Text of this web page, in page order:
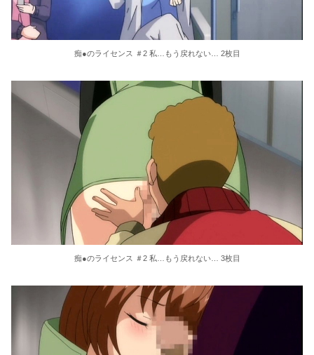
痴●のライセンス ＃2 私…もう戻れない… 2枚目
痴●のライセンス ＃2 私…もう戻れない… 3枚目